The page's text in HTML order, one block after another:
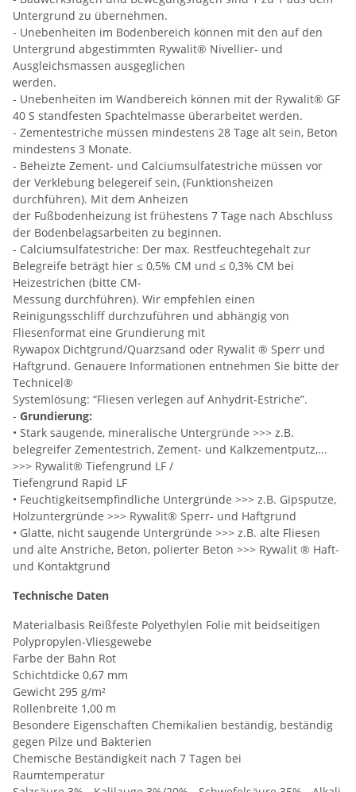
Untergrund zu übernehmen.
- Unebenheiten im Bodenbereich können mit den auf den
Untergrund abgestimmten Rywalit® Nivellier- und
Ausgleichsmassen ausgeglichen
werden.
- Unebenheiten im Wandbereich können mit der Rywalit® GF
40 S standfesten Spachtelmasse überarbeitet werden.
- Zementestriche müssen mindestens 28 Tage alt sein, Beton
mindestens 3 Monate.
- Beheizte Zement- und Calciumsulfatestriche müssen vor
der Verklebung belegereif sein, (Funktionsheizen
durchführen). Mit dem Anheizen
der Fußbodenheizung ist frühestens 7 Tage nach Abschluss
der Bodenbelagsarbeiten zu beginnen.
- Calciumsulfatestriche: Der max. Restfeuchtegehalt zur
Belegreife beträgt hier ≤ 0,5% CM und ≤ 0,3% CM bei
Heizestrichen (bitte CM-
Messung durchführen). Wir empfehlen einen
Reinigungsschliff durchzuführen und abhängig von
Fliesenformat eine Grundierung mit
Rywapox Dichtgrund/Quarzsand oder Rywalit ® Sperr und
Haftgrund. Genauere Informationen entnehmen Sie bitte der
Technicel®
Systemlösung: “Fliesen verlegen auf Anhydrit-Estriche”.
- Grundierung:
• Stark saugende, mineralische Untergründe >>> z.B.
belegreifer Zementestrich, Zement- und Kalkzementputz,...
>>> Rywalit® Tiefengrund LF /
Tiefengrund Rapid LF
• Feuchtigkeitsempfindliche Untergründe >>> z.B. Gipsputze,
Holzuntergründe >>> Rywalit® Sperr- und Haftgrund
• Glatte, nicht saugende Untergründe >>> z.B. alte Fliesen
und alte Anstriche, Beton, polierter Beton >>> Rywalit ® Haft-
und Kontaktgrund
Technische Daten
Materialbasis Reißfeste Polyethylen Folie mit beidseitigen
Polypropylen-Vliesgewebe
Farbe der Bahn Rot
Schichtdicke 0,67 mm
Gewicht 295 g/m²
Rollenbreite 1,00 m
Besondere Eigenschaften Chemikalien beständig, beständig
gegen Pilze und Bakterien
Chemische Beständigkeit nach 7 Tagen bei
Raumtemperatur